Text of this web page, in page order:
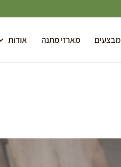
מבצעים מארזי מתנה אודות